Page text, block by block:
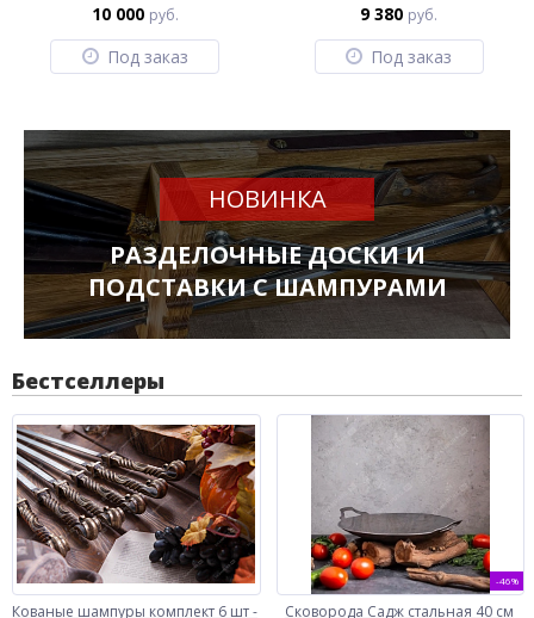
10 000 руб.
Под заказ
9 380 руб.
Под заказ
НОВИНКА
РАЗДЕЛОЧНЫЕ ДОСКИ И
ПОДСТАВКИ С ШАМПУРАМИ
Бестселлеры
Кованые шампуры комплект 6 шт -
-46%
Сковорода Садж стальная 40 см